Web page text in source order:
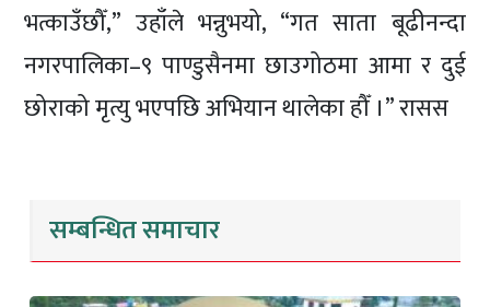
भत्काउँछौँ,” उहाँले भन्नुभयो, “गत साता बूढीनन्दा
नगरपालिका–९ पाण्डुसैनमा छाउगोठमा आमा र दुई
छोराको मृत्यु भएपछि अभियान थालेका हौँ ।” रासस
सम्बन्धित समाचार